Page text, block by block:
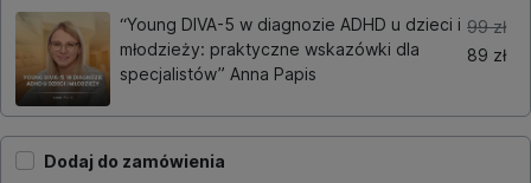
“Young DIVA-5 w diagnozie ADHD u dzieci i
młodzieży: praktyczne wskazówki dla
specjalistów” Anna Papis
99 zł
89 zł
Dodaj do zamówienia